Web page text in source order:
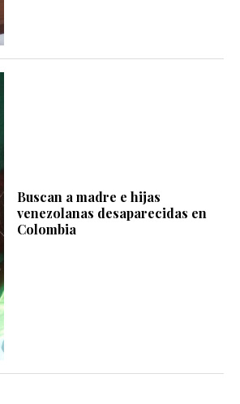
Buscan a madre e hijas
venezolanas desaparecidas en
Colombia